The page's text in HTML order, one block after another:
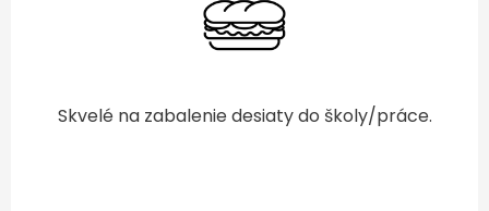
Skvelé na zabalenie desiaty do školy/práce.